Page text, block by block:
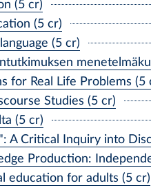
(5 cr)
(5 cr)
(5 cr)
for Real Life Problems (5
Studies (5 cr)
(5 cr)
A Critical Inquiry into
Production:
education for adults (5 cr)